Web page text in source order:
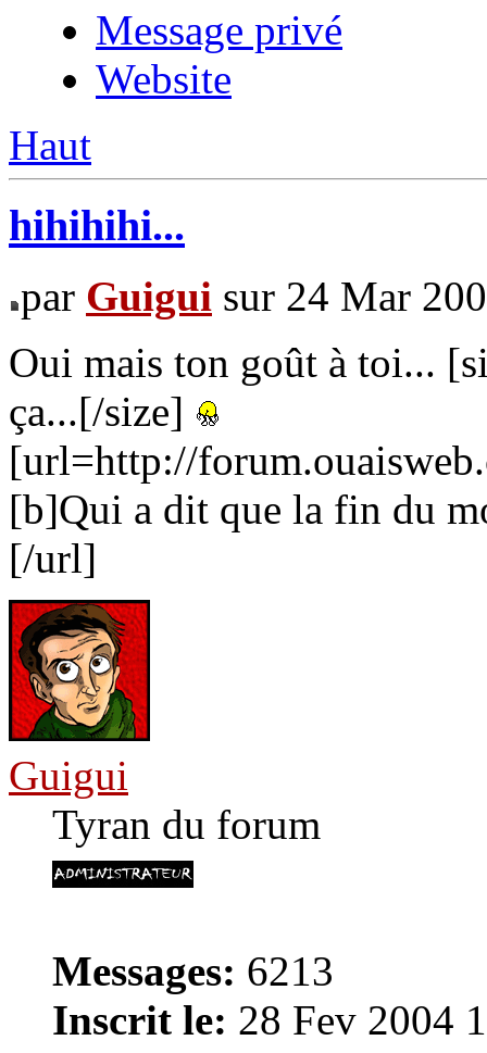
Message privé
Website
Haut
hihihihi...
par Guigui sur 24 Mar
Oui mais ton goût à toi...
ça...[/size]
[url=http://
[b]Qui a dit que la fin du
[/url]
Guigui
Tyran du forum
Messages: 6213
Inscrit le: 28 Fev 2004